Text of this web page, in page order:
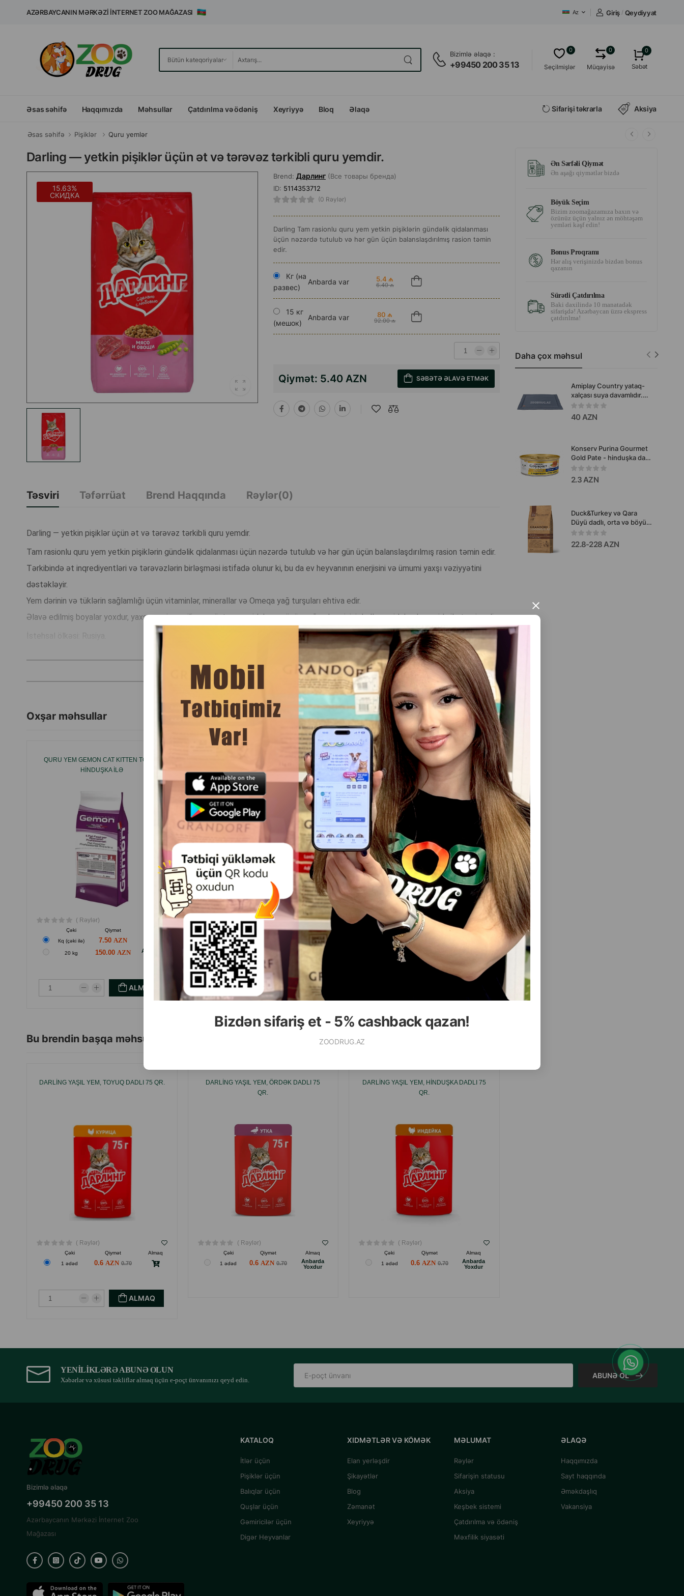
Bizdən sifariş et - 5% cashback qazan!
ZOODRUG.AZ
×
AZƏRBAYCANIN MƏRKƏZI İNTERNET ZOO MAĞAZASI Az Giriş / Qeydiyyat
Bizimlə əlaqə :
+99450 200 35 13 Seçilmişlər
0
Müqayisə
0 0
Səbət
Əsas səhifə Haqqımızda Məhsullar Çatdırılma və ödəniş Xeyriyyə Bloq Əlaqə Sifarişi təkrarla Aksiya
Əsas səhifə Pişiklər Quru yemlər
Darling — yetkin pişiklər üçün ət və tərəvəz tərkibli quru yemdir.
15.63%
СКИДКА
Brend: Дарлинг (Все товары бренда)
ID: 5114353712
(0 Rəylər)
Darling Tam rasionlu quru yem yetkin pişiklərin gündəlik qidalanması
üçün nəzərdə tutulub və hər gün üçün balanslaşdırılmış rasion təmin
edir.
Кг (на
развес)
Anbarda var 5.4 ₼
6.40 ₼
15 кг
(мешок)
Anbarda var 80 ₼
92.00 ₼
Qiymət: 5.40 AZN SƏBƏTƏ ƏLAVƏ ETMƏK
Təsviri Təfərrüat Brend Haqqında Rəylər(0)
Darling — yetkin pişiklər üçün ət və tərəvəz tərkibli quru yemdir.
Tam rasionlu quru yem yetkin pişiklərin gündəlik qidalanması üçün nəzərdə tutulub və hər gün üçün balanslaşdırılmış rasion təmin edir.
Tərkibində ət inqrediyentləri və tərəvəzlərin birləşməsi istifadə olunur ki, bu da ev heyvanının enerjisini və ümumi yaxşı vəziyyətini
dəstəkləyir.
Yem dərinin və tüklərin sağlamlığı üçün vitaminlər, minerallar və Omeqa yağ turşuları ehtiva edir.
Əlavə edilmiş boyalar yoxdur, yaxşı mənimsənilir və müntəzəm qidalanma üçün uyğundur, pişiyi dadlı və qidalandırıcı qida ilə təmin edir.
DAHA ÇOX OXU
Oxşar məhsullar Hamısını Gör
QURU YEM GEMON CAT KITTEN TOYUQ
HINDUŞKA ILƏ
( Rəylər)
Çəki Qiymət
Кq (çəki ilə)
7.50
20 kg 150.00
Anbarda
ALMAQ
MONGE CAT STERILISED RICH IN
CHICKEN – STERILIZƏ EDILMIŞ PIŞIKLƏR
ÜÇÜN, TOYUQ DADLI QURU YEM, 400 Q.
( Rəylər)
Çəki Qiymət
Almaq
400 gr
ALMAQ
TƏZƏ HINDUŞKA VƏ SOMON ILƏ BRIT
CARE CAT SENSITIVE
HDIGESTION&DELICATE TASTE
HYPOALLERGENIC, SUPER PREMIUM
GIGIYENIK QURU YEM, BÖYÜKLƏR ÜÇÜN
PIŞIKLƏRIN SAĞLAM HƏZM VƏ
IMMUNITETI ÜÇÜN.
( Rəylər)
Çəki
Кq (çəki ilə)
16.70
7 kg 116.80
Bu brendin başqa məhsulları
DARLING YAŞIL YEM, TOYUQ DADLI 75 QR.
( Rəylər)
Çəki Qiymət
Almaq
1 ədəd
0.6 0.70
ALMAQ
DARLING YAŞIL YEM, ÖRDƏK DADLI 75
QR.
( Rəylər)
Çəki Qiymət
Almaq
1 ədəd
0.6 0.70
Anbarda
Yoxdur
DARLING YAŞIL YEM, HINDUŞKA DADLI 75
QR.
( Rəylər)
Çəki Qiymət
Almaq
1 ədəd
0.6 0.70
Anbarda
Yoxdur
Ən Sərfəli Qiymət
Ən aşağı qiymətlər bizdə
Böyük Seçim
Bizim zoomağazamıza baxın və
özünüz üçün yalnız ən möhtəşəm
yemləri kəşf edin!
Bonus Proqramı
Hər alış verişinizdə bizdən bonus
qazanın
Sürətli Çatdırılma
Baki daxilində 10 manatadək
sifarişdə! Azərbaycan üzrə ekspress
çatdırılma!
Daha çox məhsul
Amiplay Country yataq-
xalçası suya davamlıdır.
Rəng: Boz. Ölçü: L.
82x60 sm. Məhsul kodu:
126340.
40 AZN
Konserv Purina Gourmet
Gold Pate - hinduşka dadı
ilə yetkin pişiklər üçün
zərif paştet formasında
yaş yem 85 qr
2.3 AZN
Duck&Turkey və Qara
Düyü dadlı, orta və böyük
cinsli yetkin itlər üçün
Grandorf Holistiс
Hypoallergenic quru qida
22.8-228 AZN
YENILIKLƏRƏ ABUNƏ OLUN
Xəbərlər və xüsusi təkliflər almaq üçün e-poçt ünvanınızı qeyd edin.
ABUNƏ OL
Bizimlə əlaqə
+99450 200 35 13
Azərbaycanın Mərkəzi İnternet Zoo
Mağazası
KATALOQ
İtlər üçün
Pişiklər üçün
Balıqlar üçün
Quşlar üçün
Gəmiricilər üçün
Digər Heyvanlar
XIDMƏTLƏR VƏ KÖMƏK
Elan yerləşdir
Şikayətlər
Blog
Zəmanət
Xeyriyyə
MƏLUMAT
Rəylər
Sifarişin statusu
Aksiya
Keşbek sistemi
Çatdırılma və ödəniş
Məxfilik siyasəti
ƏLAQƏ
Haqqımızda
Sayt haqqında
Əməkdaşlıq
Vakansiya